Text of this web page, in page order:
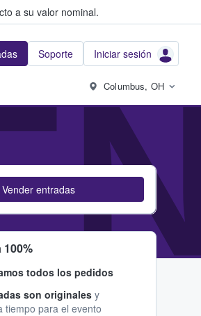
a su valor nominal.
Soporte Iniciar sesión
Columbus, OH
Vender entradas
100%
todos los pedidos
son originalesy
tiempo para el evento